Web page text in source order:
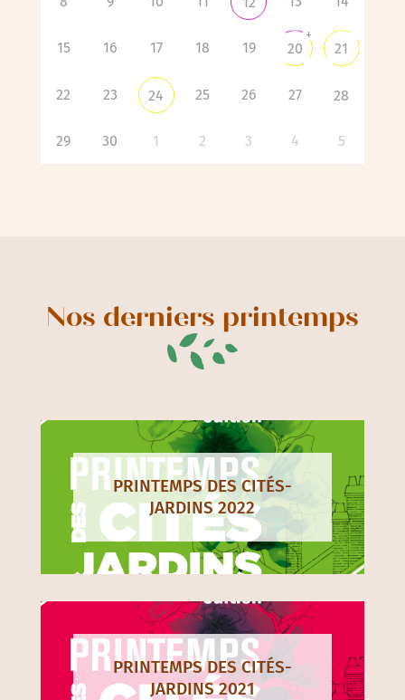
15 16 17 18 19 20
+
21
22 23 24 25 26 27 28
29 30 1 2 3 4 5
Nos derniers printemps
PRINTEMPS DES CITÉS-
JARDINS 2022
PRINTEMPS DES CITÉS-
JARDINS 2021